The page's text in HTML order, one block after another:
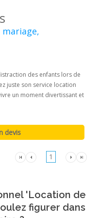
des enfants lors de
juste son service location
un moment divertissant et
1
'Location de
figurer dans